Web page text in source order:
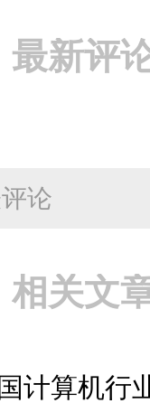
最新评
论
相关文
计算机行